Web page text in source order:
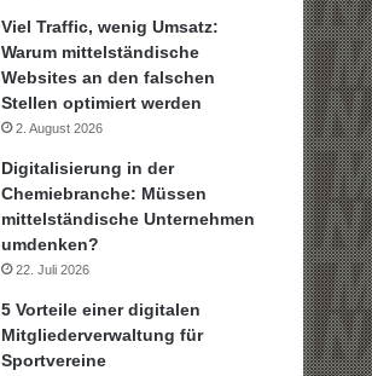
Viel Traffic, wenig Umsatz:
Warum mittelständische
Websites an den falschen
Stellen optimiert werden
2. August 2026
Digitalisierung in der
Chemiebranche: Müssen
mittelständische Unternehmen
umdenken?
22. Juli 2026
5 Vorteile einer digitalen
Mitgliederverwaltung für
Sportvereine